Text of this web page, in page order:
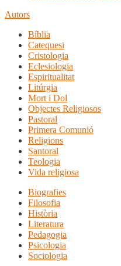
Autors
Bíblia
Catequesi
Cristologia
Eclesiologia
Espiritualitat
Litúrgia
Mort i Dol
Objectes Religiosos
Pastoral
Primera Comunió
Religions
Santoral
Teologia
Vida religiosa
Biografies
Filosofia
Història
Literatura
Pedagogia
Psicologia
Sociologia